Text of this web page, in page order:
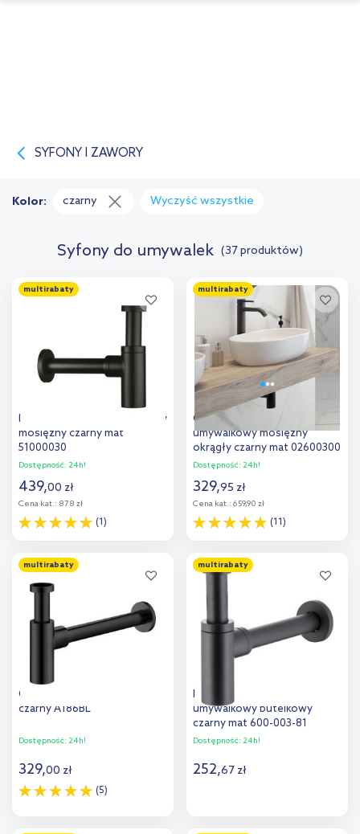
SYFONY I ZAWORY
Syfony do umywalek (37 produktów)
Kolor: czarny Wyczyść wszystkie
multirabaty
Ksuro 100 syfon umywalkowy
mosiężny czarny mat
51000030
Dostępność: 24h!
439,00 zł
Cena kat.: 878 zł
(1)
Dodaj do
multirabaty
Oltens Hervik syfon
umywalkowy mosiężny
okrągły czarny mat 02600300
Dostępność: 24h!
329,95 zł
Cena kat.: 659,90 zł
(11)
Dodaj do
multirabaty
Omnires syfon do umywalki
czarny A186BL
Dostępność: 24h!
329,00 zł
(5)
multirabaty
KFA Armatura syfon
umywalkowy butelkowy
czarny mat 600-003-81
Dostępność: 24h!
252,67 zł